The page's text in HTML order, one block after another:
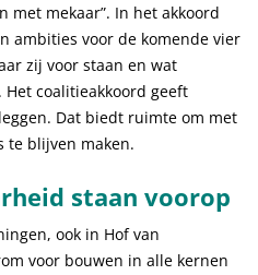
met mekaar”. In het akkoord
ambities voor de komende vier
zij voor staan en wat
coalitieakkoord geeft
Dat biedt ruimte om met
te blijven maken.
staan voorop
ook in Hof van
voor bouwen in alle kernen